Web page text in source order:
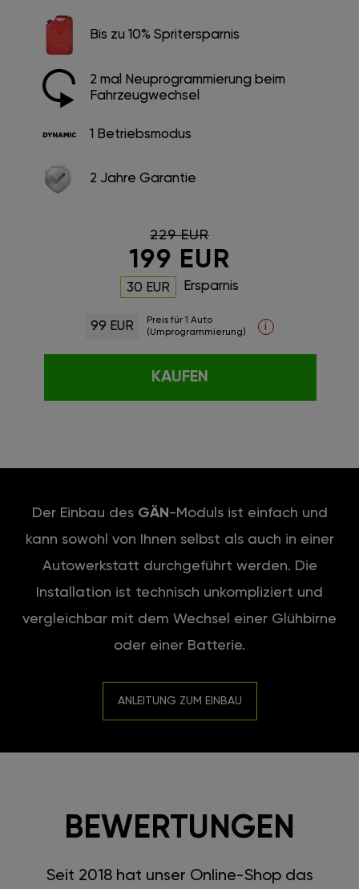
Bis zu 10% Spritersparnis
2 mal Neuprogrammierung beim
Fahrzeugwechsel
1 Betriebsmodus
2 Jahre Garantie
229 EUR
199 EUR
30 EUR Ersparnis
99 EUR
Preis für 1 Auto
(Umprogrammierung)
i
KAUFEN
Der Einbau des GÄN -Moduls ist einfach und
kann sowohl von Ihnen selbst als auch in einer
Autowerkstatt durchgeführt werden. Die
Installation ist technisch unkompliziert und
vergleichbar mit dem Wechsel einer Glühbirne
oder einer Batterie.
ANLEITUNG ZUM EINBAU
BEWERTUNGEN
Seit 2018 hat unser Online-Shop das